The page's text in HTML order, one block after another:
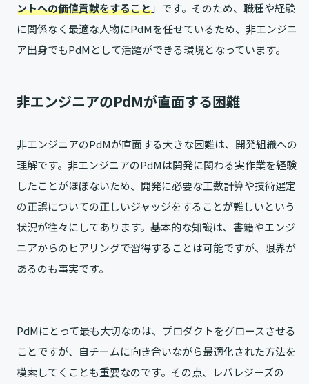
ントへの価値貢献をすること」です。そのため、職種や経験
に関係なく最適な人物にPdMを任せているため、非エンジニ
ア出身でもPdMとして活躍ができる環境となっています。
非エンジニアのPdMが直面する困難
非エンジニアのPdMが直面する大きな困難は、開発組織への
理解です。非エンジニアのPdMは開発に関わる実作業を経験
したことがほぼないため、開発に必要な工数計算や技術選定
の正誤についての正しいジャッジをすることが難しいという
状況が往々にしてあります。基本的な知識は、書籍やエンジ
ニアからのヒアリングで習得することは可能ですが、限界が
あるのも事実です。
PdMにとって最も大切なのは、プロダクトをグロースさせる
ことですが、自チームに向き合いながら最適化された方法を
模索してくことも重要なのです。その点、レバレジーズの